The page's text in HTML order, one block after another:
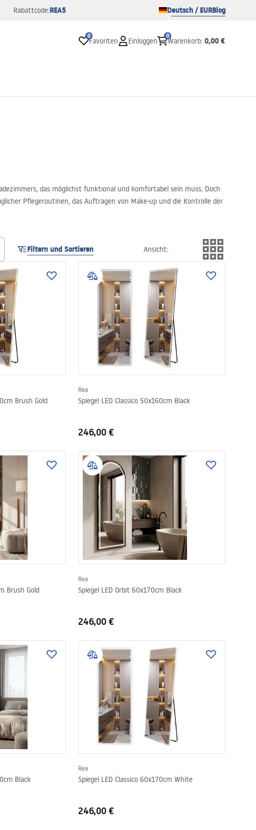
Rabattcode:REA5 Deutsch / EURBlog
0
Favoriten Einloggen
0
Warenkorb: 0,00 €
das möglichst funktional und komfortabel sein muss. Doch
Pflegeroutinen, das Auftragen von Make-up und die Kontrolle der
Filtern und Sortieren Ansicht:
Brush Gold
Rea
Spiegel LED Classico 50x160cm Black
246,00 €
Brush Gold
Rea
Spiegel LED Orbit 60x170cm Black
246,00 €
Black
Rea
Spiegel LED Classico 60x170cm White
246,00 €